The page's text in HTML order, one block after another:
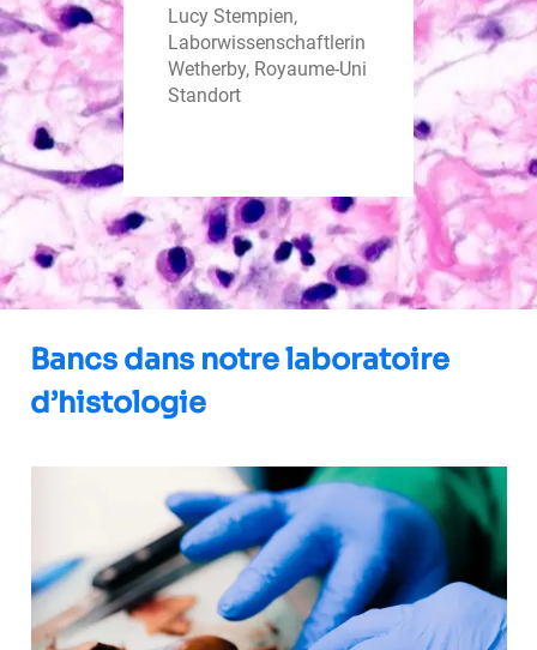
Lucy Stempien,
Laborwissenschaftlerin
Wetherby, Royaume-Uni
Standort
Bancs dans notre laboratoire
d’histologie